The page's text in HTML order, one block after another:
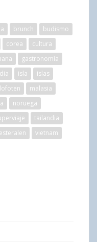
brunch
budismo
corea
cultura
gastronomía
isla
islas
lofoten
malasia
noruega
tailandia
vietnam